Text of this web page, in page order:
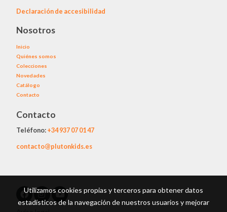
Declaración de accesibilidad
Nosotros
Inicio
Quiénes somos
Colecciones
Novedades
Catálogo
Contacto
Contacto
Teléfono:+34937 07 01 47
contacto@plutonkids.es
Utilizamos cookies propias y terceros para obtener datos
estadísticos de la navegación de nuestros usuarios y mejorar